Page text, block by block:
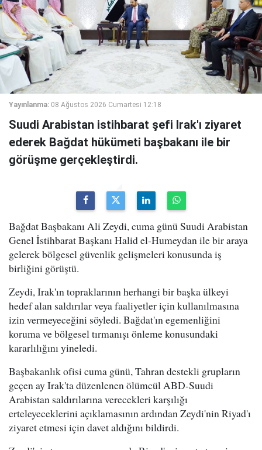
Yayınlanma: 08 Ağustos 2026 Cumartesi 12:18
Suudi Arabistan istihbarat şefi Irak'ı ziyaret
ederek Bağdat hükümeti başbakanı ile bir
görüşme gerçekleştirdi.
Bağdat Başbakanı Ali Zeydi, cuma günü Suudi Arabistan
Genel İstihbarat Başkanı Halid el-Humeydan ile bir araya
gelerek bölgesel güvenlik gelişmeleri konusunda iş
birliğini görüştü.
Zeydi, Irak'ın topraklarının herhangi bir başka ülkeyi
hedef alan saldırılar veya faaliyetler için kullanılmasına
izin vermeyeceğini söyledi. Bağdat'ın egemenliğini
koruma ve bölgesel tırmanışı önleme konusundaki
kararlılığını yineledi.
Başbakanlık ofisi cuma günü, Tahran destekli grupların
geçen ay Irak'ta düzenlenen ölümcül ABD-Suudi
Arabistan saldırılarına verecekleri karşılığı
erteleyeceklerini açıklamasının ardından Zeydi'nin Riyad'ı
ziyaret etmesi için davet aldığını bildirdi.